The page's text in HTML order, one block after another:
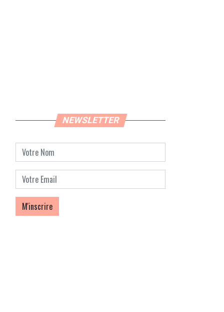
NEWSLETTER